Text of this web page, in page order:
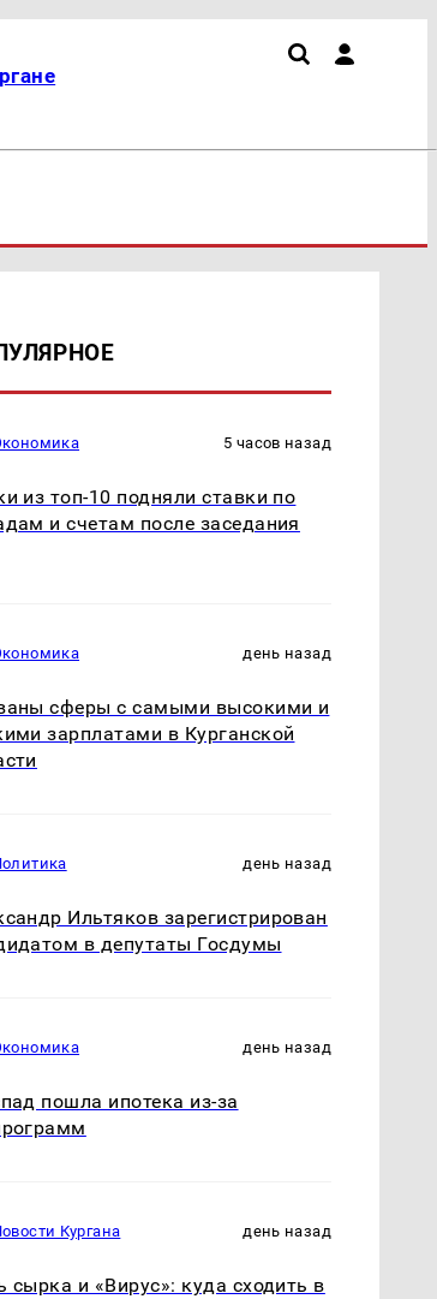
произошло
убийство
Все новости по
5 часов назад
из топ-10 подняли ставки по
и счетам после заседания
день назад
сферы с самыми высокими и
зарплатами в Курганской
день назад
Ильтяков зарегистрирован
в депутаты Госдумы
день назад
пошла ипотека из-за
Кургана день назад
сырка и «Вирус»: куда сходить в